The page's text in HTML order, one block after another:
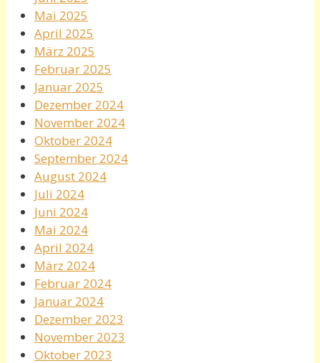
Mai 2025
April 2025
März 2025
Februar 2025
Januar 2025
Dezember 2024
November 2024
Oktober 2024
September 2024
August 2024
Juli 2024
Juni 2024
Mai 2024
April 2024
März 2024
Februar 2024
Januar 2024
Dezember 2023
November 2023
Oktober 2023